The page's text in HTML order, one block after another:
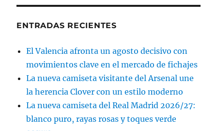
ENTRADAS RECIENTES
El Valencia afronta un agosto decisivo con
movimientos clave en el mercado de fichajes
La nueva camiseta visitante del Arsenal une
la herencia Clover con un estilo moderno
La nueva camiseta del Real Madrid 2026/27:
blanco puro, rayas rosas y toques verde